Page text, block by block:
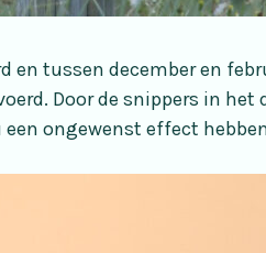
en tussen december en
Door de snippers in het
ongewenst effect